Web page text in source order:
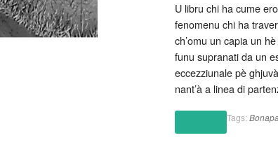
U libru chi ha cume
fenomenu chi ha
ch’omu un capia un
funu supranati da un
eccezziunale pè
nant’à a linea di
Tags: